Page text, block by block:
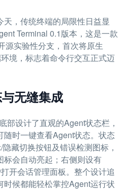
，传统终端的局限性日益显
Terminal 0.1版本，这是一款
源实验性分支，首次将原生
境，标志着命令行交互正式迈
无缝集成
部设计了直观的Agent状态栏，
时一键查看Agent状态。状态
藏切换按钮及错误检测图标，
标会自动亮起；右侧则设有
开会话管理面板。整个设计追
候都能轻松掌控Agent运行状